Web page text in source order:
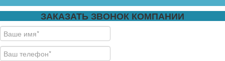
ЗАКАЗАТЬ ЗВОНОК КОМПАНИИ